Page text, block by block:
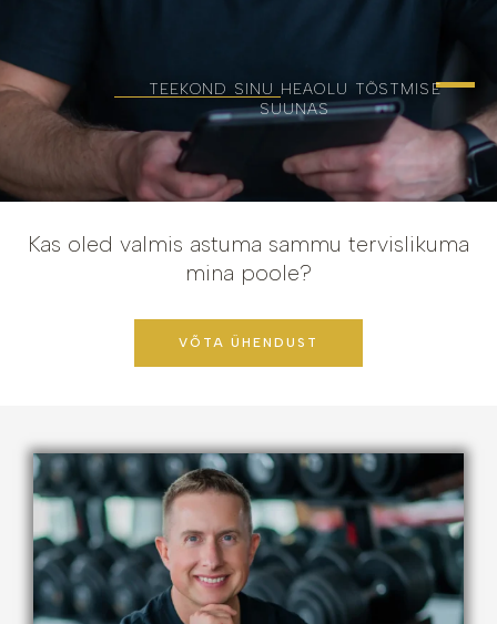
TEEKOND SINU HEAOLU TÕSTMISE
SUUNAS
Kas oled valmis astuma sammu tervislikuma
mina poole?
VÕTA ÜHENDUST